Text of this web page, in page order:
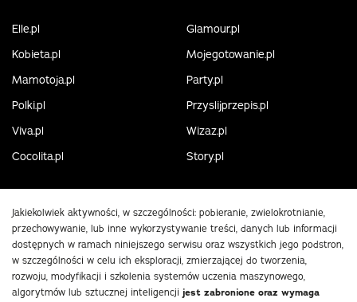
Elle.pl
Glamour.pl
Kobieta.pl
Mojegotowanie.pl
Mamotoja.pl
Party.pl
Polki.pl
Przyslijprzepis.pl
Viva.pl
Wizaz.pl
Cocolita.pl
Story.pl
Jakiekolwiek aktywności, w szczególności: pobieranie, zwielokrotnianie,
przechowywanie, lub inne wykorzystywanie treści, danych lub informacji
dostępnych w ramach niniejszego serwisu oraz wszystkich jego podstron,
w szczególności w celu ich eksploracji, zmierzającej do tworzenia,
rozwoju, modyfikacji i szkolenia systemów uczenia maszynowego,
algorytmów lub sztucznej inteligencji jest zabronione oraz wymaga